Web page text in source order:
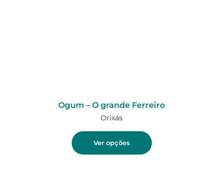
Ogum – O grande Ferreiro
Orixás
Ver opções